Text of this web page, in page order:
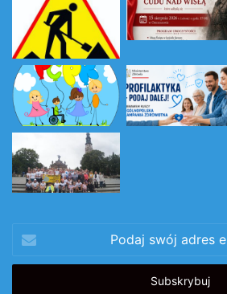
swój
adres